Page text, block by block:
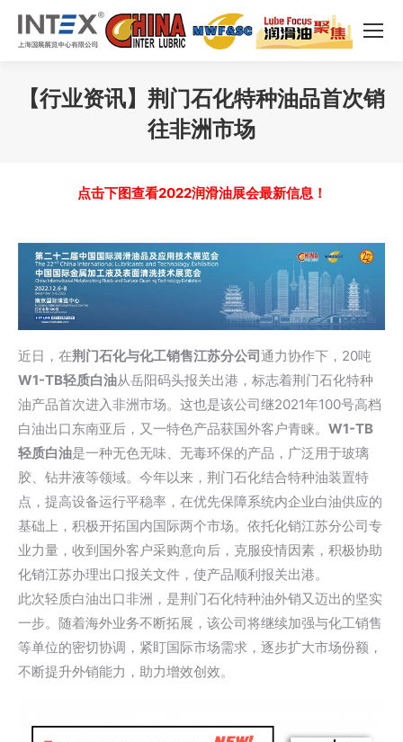
【行业资讯】荆门石化特种油品首次销
往非洲市场
点击下图查看2022润滑油展会最新信息！
近日，在荆门石化与化工销售江苏分公司通力协作下，20吨
W1-TB轻质白油从岳阳码头报关出港，标志着荆门石化特种
油产品首次进入非洲市场。这也是该公司继2021年100号高档
白油出口东南亚后，又一特色产品获国外客户青睐。 W1-TB
轻质白油是一种无色无味、无毒环保的产品，广泛用于玻璃
胶、钻井液等领域。今年以来，荆门石化结合特种油装置特
点，提高设备运行平稳率，在优先保障系统内企业白油供应的
基础上，积极开拓国内国际两个市场。依托化销江苏分公司专
业力量，收到国外客户采购意向后，克服疫情因素，积极协助
化销江苏办理出口报关文件，使产品顺利报关出港。
此次轻质白油出口非洲，是荆门石化特种油外销又迈出的坚实
一步。随着海外业务不断拓展，该公司将继续加强与化工销售
等单位的密切协调，紧盯国际市场需求，逐步扩大市场份额，
不断提升外销能力，助力增效创效。